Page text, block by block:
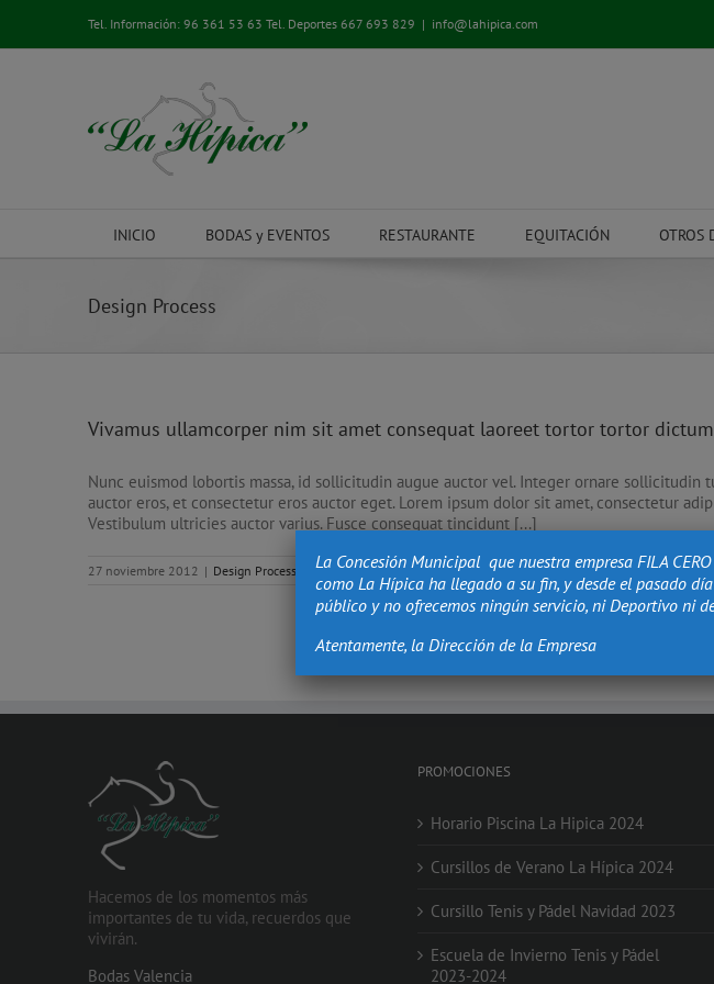
contenido
Tel. Información:96 361 53 63 Tel. Deportes667 693 829 | info@lahipica.com
INICIO BODAS y EVENTOS RESTAURANTE EQUITACIÓN OTROS
Design Process
Vivamus ullamcorper nim sit amet consequat laoreet tortor tortor
Nunc euismod lobortis massa, id sollicitudin augue auctor vel. Integer ornare
auctor eros, et consectetur eros auctor eget. Lorem ipsum dolor sit amet, consectetur
Vestibulum ultricies auctor varius. Fusce consequat tincidunt [...]
27 noviembre 2012 | Design Process Sin comentarios
Hacemos de los momentos más
importantes de tu vida, recuerdos que
vivirán.
Bodas Valencia
PROMOCIONES
Horario Piscina La Hipica 2024
Cursillos de Verano La Hípica 2024
Cursillo Tenis y Pádel Navidad 2023
Escuela de Invierno Tenis y Pádel
2023-2024
La Concesión Municipal que nuestra empresa FILA
como La Hípica ha llegado a su fin, y desde el pasado
público y no ofrecemos ningún servicio, ni Deportivo ni
Atentamente, la Dirección de la Empresa